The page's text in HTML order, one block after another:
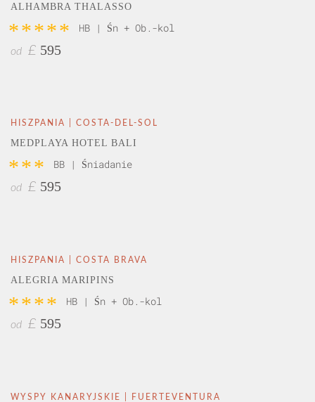
ALHAMBRA THALASSO
***** HB | Śn + Ob.-kol
od £ 595
HISZPANIA | COSTA-DEL-SOL
MEDPLAYA HOTEL BALI
*** BB | Śniadanie
od £ 595
HISZPANIA | COSTA BRAVA
ALEGRIA MARIPINS
**** HB | Śn + Ob.-kol
od £ 595
WYSPY KANARYJSKIE | FUERTEVENTURA